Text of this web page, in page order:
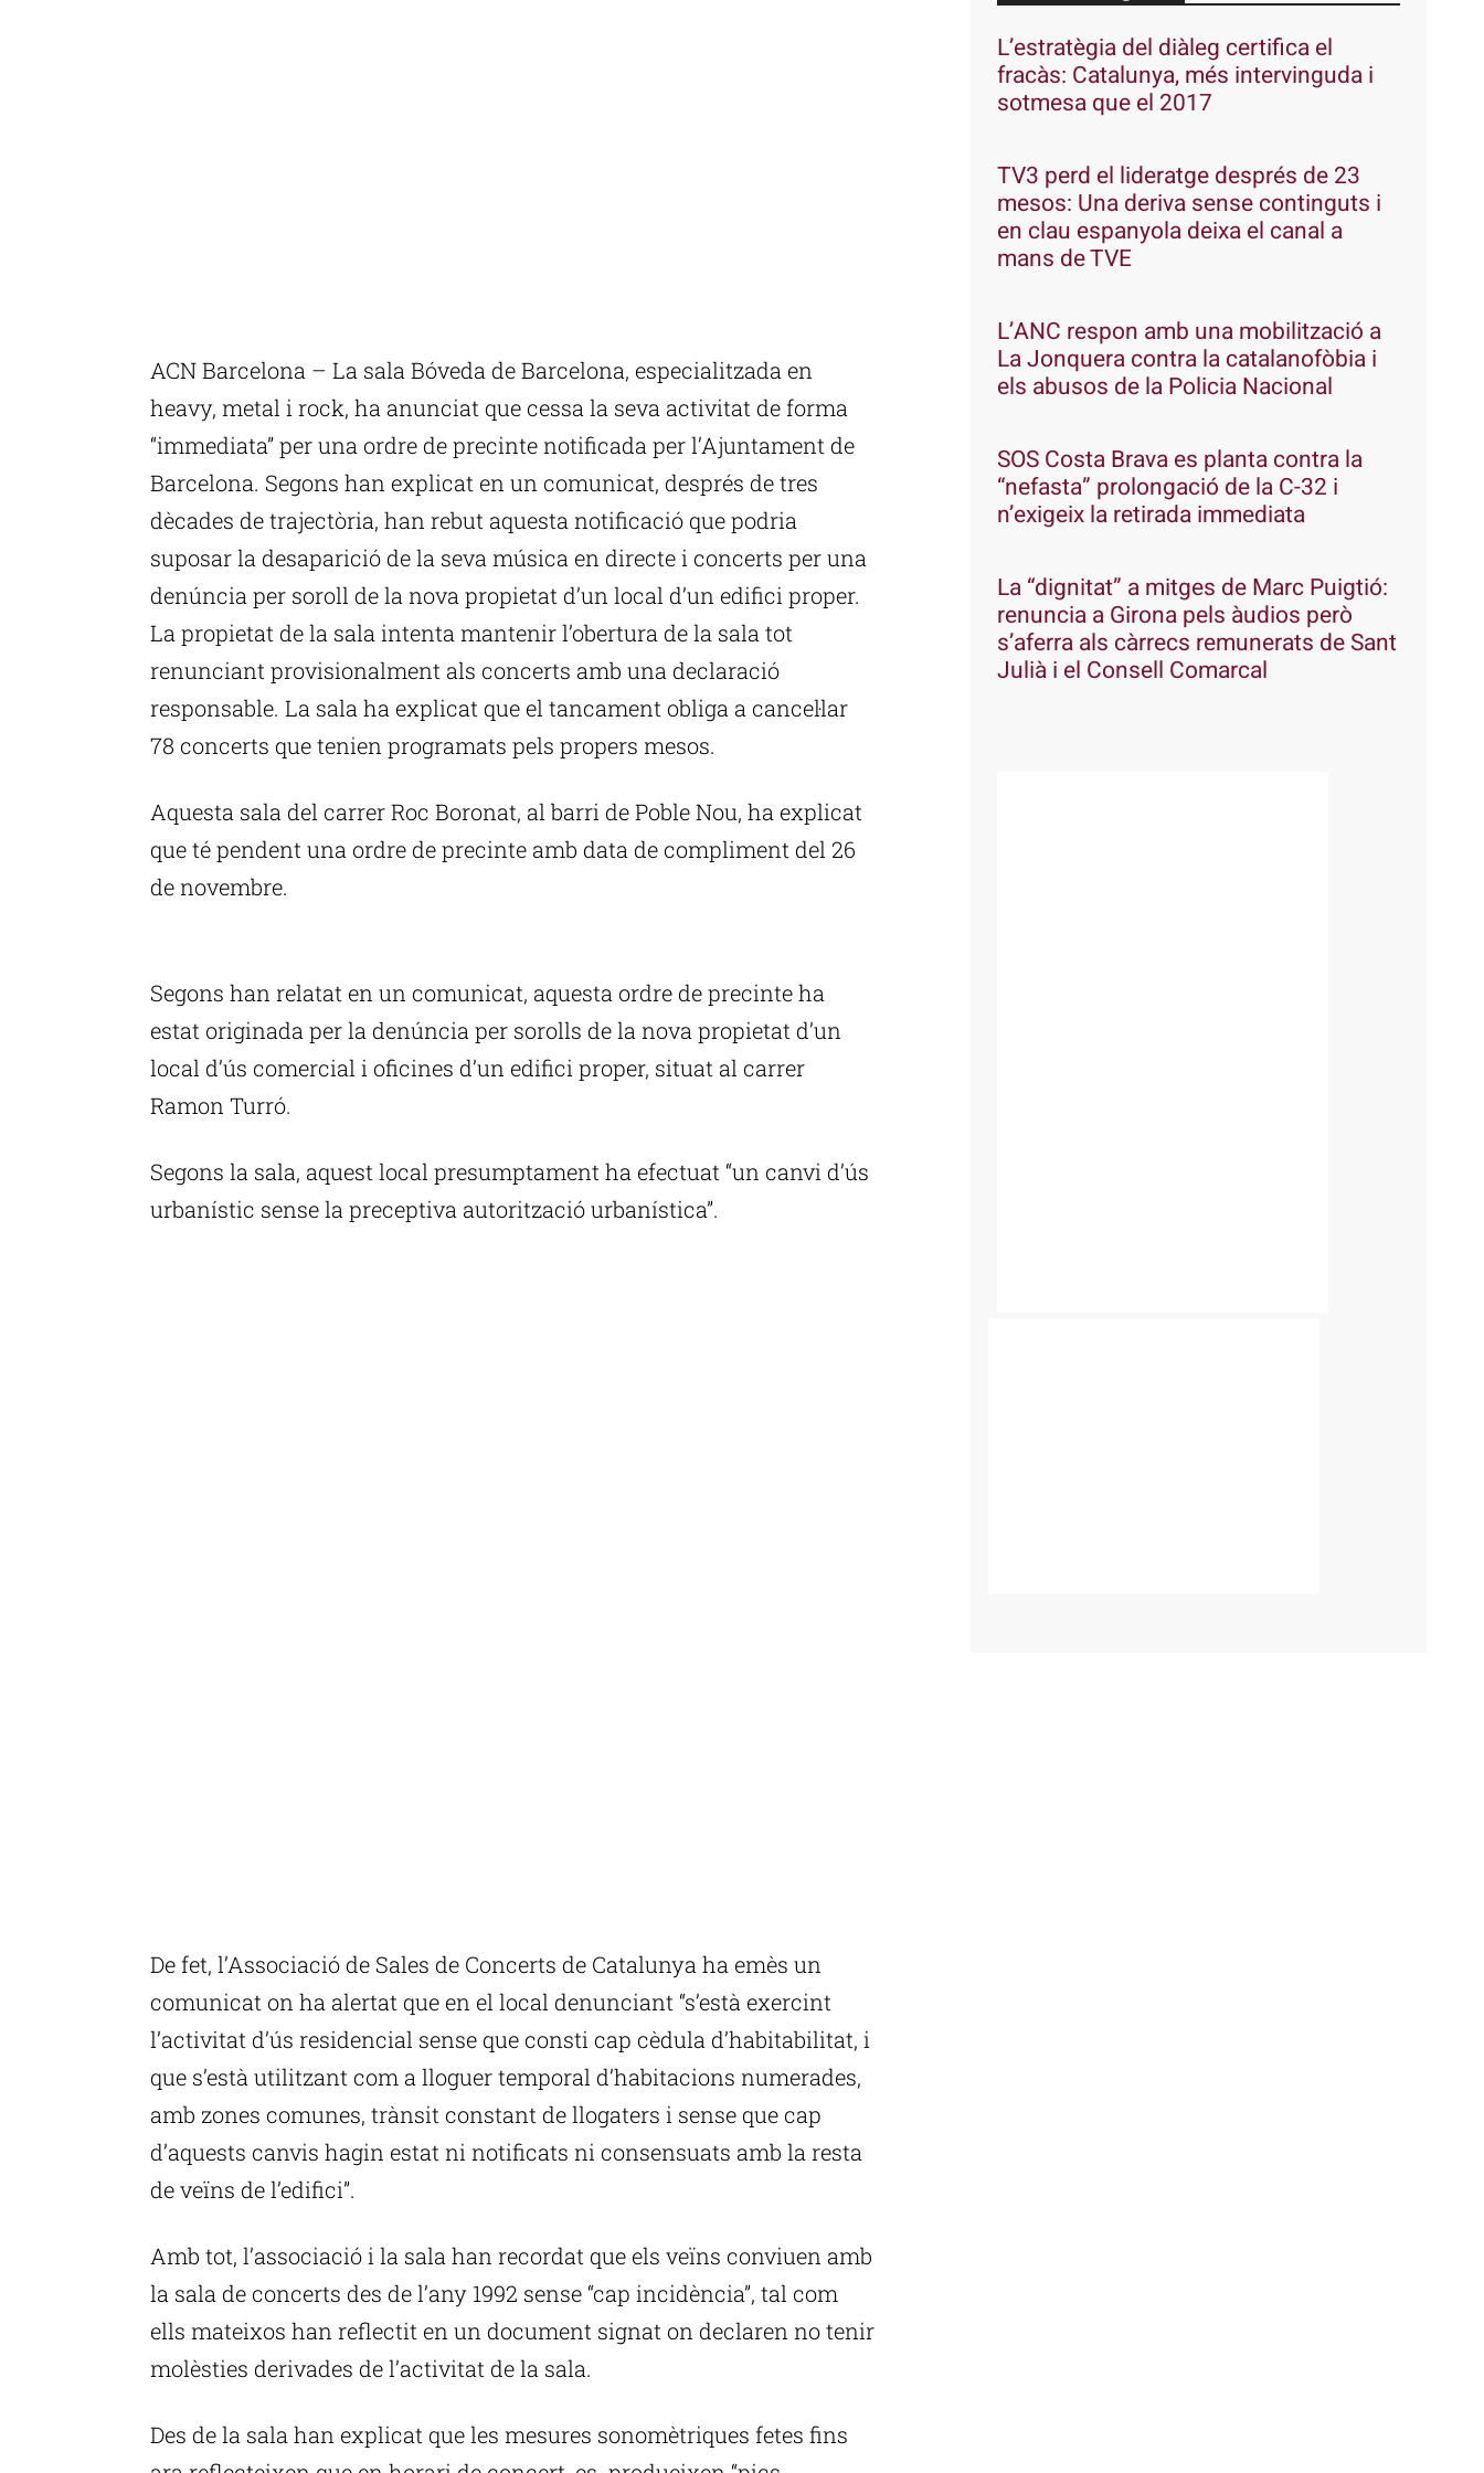
ACN Barcelona – La sala Bóveda de Barcelona, especialitzada en
heavy, metal i rock, ha anunciat que cessa la seva activitat de forma
“immediata” per una ordre de precinte notificada per l’Ajuntament de
Barcelona. Segons han explicat en un comunicat, després de tres
dècades de trajectòria, han rebut aquesta notificació que podria
suposar la desaparició de la seva música en directe i concerts per una
denúncia per soroll de la nova propietat d’un local d’un edifici proper.
La propietat de la sala intenta mantenir l’obertura de la sala tot
renunciant provisionalment als concerts amb una declaració
responsable. La sala ha explicat que el tancament obliga a cancel·lar
78 concerts que tenien programats pels propers mesos.
Aquesta sala del carrer Roc Boronat, al barri de Poble Nou, ha explicat
que té pendent una ordre de precinte amb data de compliment del 26
de novembre.
Segons han relatat en un comunicat, aquesta ordre de precinte ha
estat originada per la denúncia per sorolls de la nova propietat d’un
local d’ús comercial i oficines d’un edifici proper, situat al carrer
Ramon Turró.
Segons la sala, aquest local presumptament ha efectuat “un canvi d’ús
urbanístic sense la preceptiva autorització urbanística”.
De fet, l’Associació de Sales de Concerts de Catalunya ha emès un
comunicat on ha alertat que en el local denunciant “s’està exercint
l’activitat d’ús residencial sense que consti cap cèdula d’habitabilitat, i
que s’està utilitzant com a lloguer temporal d’habitacions numerades,
amb zones comunes, trànsit constant de llogaters i sense que cap
d’aquests canvis hagin estat ni notificats ni consensuats amb la resta
de veïns de l’edifici”.
Amb tot, l’associació i la sala han recordat que els veïns conviuen amb
la sala de concerts des de l’any 1992 sense “cap incidència”, tal com
ells mateixos han reflectit en un document signat on declaren no tenir
molèsties derivades de l’activitat de la sala.
Des de la sala han explicat que les mesures sonomètriques fetes fins
L’estratègia del diàleg certifica el
fracàs: Catalunya, més intervinguda i
sotmesa que el 2017
TV3 perd el lideratge després de 23
mesos: Una deriva sense continguts i
en clau espanyola deixa el canal a
mans de TVE
L’ANC respon amb una mobilització a
La Jonquera contra la catalanofòbia i
els abusos de la Policia Nacional
SOS Costa Brava es planta contra la
“nefasta” prolongació de la C-32 i
n’exigeix la retirada immediata
La “dignitat” a mitges de Marc Puigtió:
renuncia a Girona pels àudios però
s’aferra als càrrecs remunerats de Sant
Julià i el Consell Comarcal